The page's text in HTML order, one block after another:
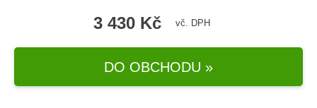
3 430 Kč vč. DPH
DO OBCHODU »